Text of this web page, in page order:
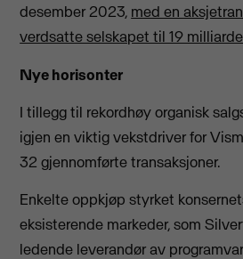
desember 2023, med en
verdsatte selskapet til 19
Nye horisonter
I tillegg til rekordhøy organisk
igjen en viktig vekstdriver for
32 gjennomførte transaksjoner.
Enkelte oppkjøp styrket
eksisterende markeder, som
ledende leverandør av